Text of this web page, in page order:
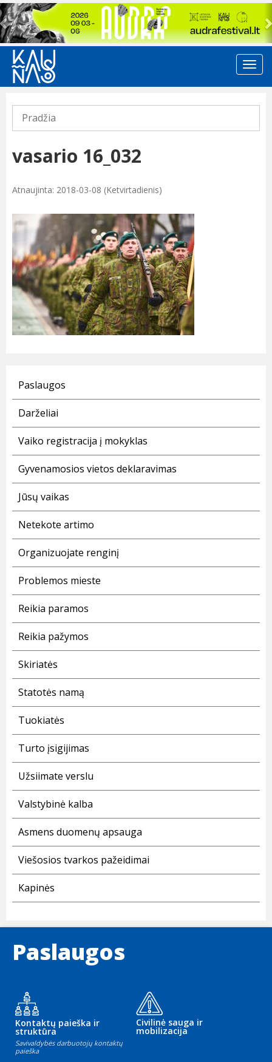
Previous
Pradžia
vasario 16_032
Atnaujinta: 2018-03-08 (Ketvirtadienis)
Paslaugos
Darželiai
Vaiko registracija į mokyklas
Gyvenamosios vietos deklaravimas
Jūsų vaikas
Netekote artimo
Organizuojate renginį
Problemos mieste
Reikia paramos
Reikia pažymos
Skiriatės
Statotės namą
Tuokiatės
Turto įsigijimas
Užsiimate verslu
Valstybinė kalba
Asmens duomenų apsauga
Viešosios tvarkos pažeidimai
Kapinės
Paslaugos
Kontaktų paieška ir
struktūra
Savivaldybės darbuotojų kontaktų
paieška
Civilinė sauga ir
mobilizacija